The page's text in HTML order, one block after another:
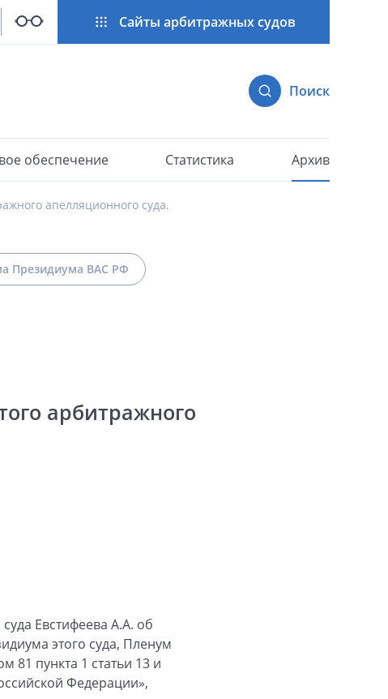
Сайты арбитражных судов
Поиск
обеспечение Статистика Архив
апелляционного суда.
Президиума ВАС РФ
арбитражного
Евстифеева А.А. об
этого суда, Пленум
81 пункта 1 статьи 13 и
Федерации»,